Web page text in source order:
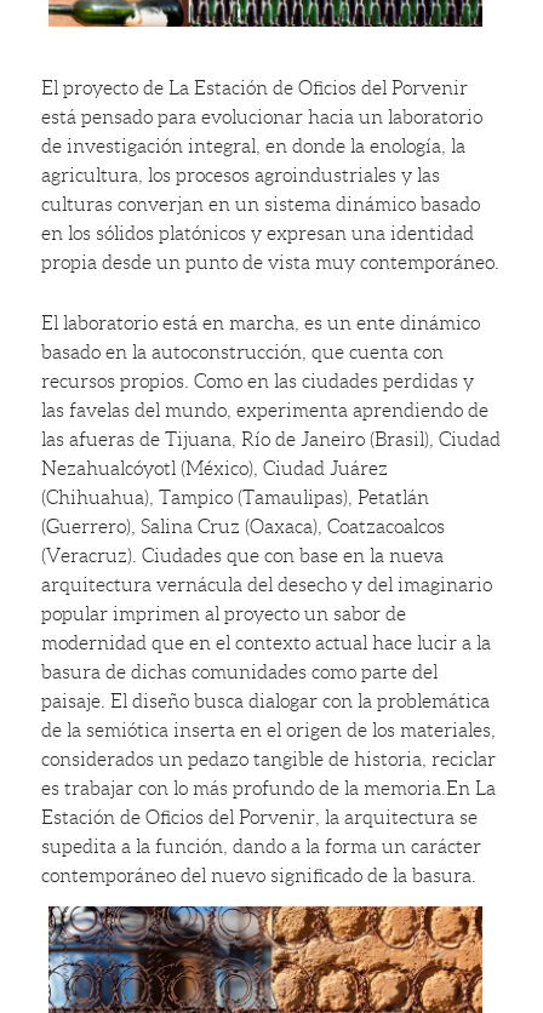
El proyecto de La Estación de Oficios del Porvenir
está pensado para evolucionar hacia un laboratorio
de investigación integral, en donde la enología, la
agricultura, los procesos agroindustriales y las
culturas converjan en un sistema dinámico basado
en los sólidos platónicos y expresan una identidad
propia desde un punto de vista muy contemporáneo.
El laboratorio está en marcha, es un ente dinámico
basado en la autoconstrucción, que cuenta con
recursos propios. Como en las ciudades perdidas y
las favelas del mundo, experimenta aprendiendo de
las afueras de Tijuana, Río de Janeiro (Brasil), Ciudad
Nezahualcóyotl (México), Ciudad Juárez
(Chihuahua), Tampico (Tamaulipas), Petatlán
(Guerrero), Salina Cruz (Oaxaca), Coatzacoalcos
(Veracruz). Ciudades que con base en la nueva
arquitectura vernácula del desecho y del imaginario
popular imprimen al proyecto un sabor de
modernidad que en el contexto actual hace lucir a la
basura de dichas comunidades como parte del
paisaje. El diseño busca dialogar con la problemática
de la semiótica inserta en el origen de los materiales,
considerados un pedazo tangible de historia, reciclar
es trabajar con lo más profundo de la memoria.En La
Estación de Oficios del Porvenir, la arquitectura se
supedita a la función, dando a la forma un carácter
contemporáneo del nuevo significado de la basura.